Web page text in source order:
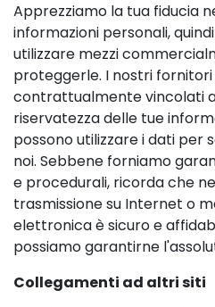
Apprezziamo la tua fiducia
informazioni personali,
utilizzare mezzi
proteggerle. I nostri fornitori
contrattualmente vincolati
riservatezza delle tue
possono utilizzare i dati per
noi. Sebbene forniamo
e procedurali, ricorda che
trasmissione su Internet o
elettronica è sicuro e
possiamo garantirne
Collegamenti ad altri siti